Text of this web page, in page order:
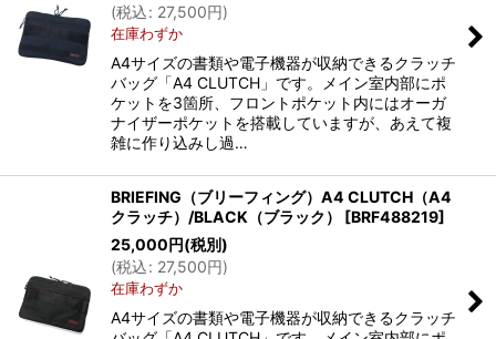
(税込: 27,500円)
在庫わずか
A4サイズの書類や電子機器が収納できるクラッチ
バッグ「A4 CLUTCH」です。メイン室内部にポ
ケットを3箇所、フロントポケット内にはオーガ
ナイザーポケットを搭載していますが、あえて複
雑に作り込みし過…
BRIEFING（ブリーフィング）A4 CLUTCH（A4
クラッチ）/BLACK（ブラック）
[BRF488219]
25,000円(税別)
(税込: 27,500円)
在庫わずか
A4サイズの書類や電子機器が収納できるクラッチ